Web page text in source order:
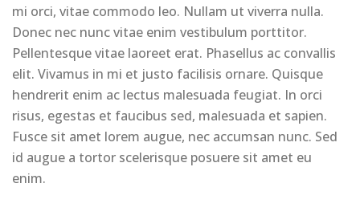
mi orci, vitae commodo leo. Nullam ut viverra nulla.
Donec nec nunc vitae enim vestibulum porttitor.
Pellentesque vitae laoreet erat. Phasellus ac convallis
elit. Vivamus in mi et justo facilisis ornare. Quisque
hendrerit enim ac lectus malesuada feugiat. In orci
risus, egestas et faucibus sed, malesuada et sapien.
Fusce sit amet lorem augue, nec accumsan nunc. Sed
id augue a tortor scelerisque posuere sit amet eu
enim.